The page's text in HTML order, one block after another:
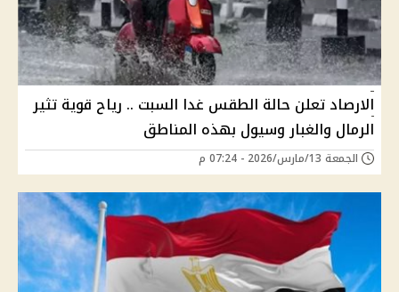
الارصاد تعلن حالة الطقس غدا السبت .. رياح قوية تثير
الرمال والغبار وسيول بهذه المناطق
الجمعة 13/مارس/2026 - 07:24 م